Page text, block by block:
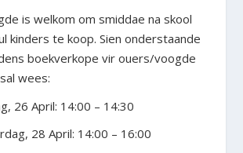
is welkom om smiddae na skool
kinders te koop. Sien onderstaande
boekverkope vir ouers/voogde
wees:
26 April: 14:00 – 14:30
28 April: 14:00 – 16:00